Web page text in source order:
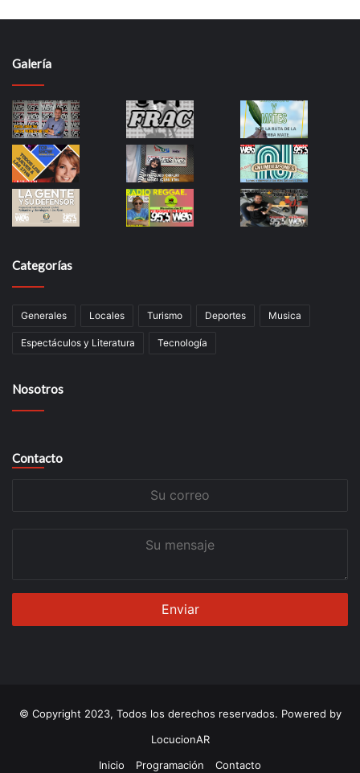
Galería
Categorías
Generales Locales Turismo Deportes Musica
Espectáculos y Literatura Tecnología
Nosotros
Contacto
© Copyright 2023, Todos los derechos reservados. Powered by
LocucionAR
Inicio
Programación Contacto